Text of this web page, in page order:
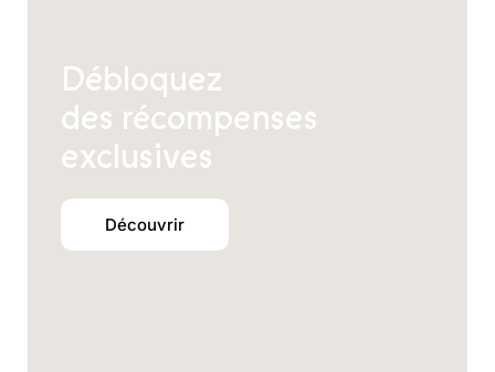
Débloquez
des récompenses
exclusives
Découvrir